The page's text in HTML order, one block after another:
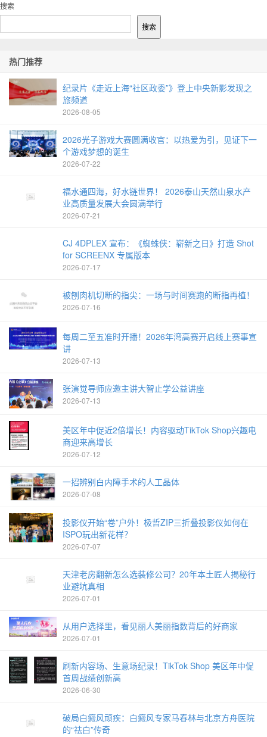
搜索
搜索
热门推荐
纪录片《走近上海“社区政委”》登上中央新影发现之
旅频道
2026-08-05
2026光子游戏大赛圆满收官：以热爱为引，见证下一
个游戏梦想的诞生
2026-07-22
福水通四海，好水链世界！ 2026泰山天然山泉水产
业高质量发展大会圆满举行
2026-07-21
CJ 4DPLEX 宣布：《蜘蛛侠：崭新之日》打造 Shot
for SCREENX 专属版本
2026-07-17
被刨肉机切断的指尖：一场与时间赛跑的断指再植！
2026-07-16
每周二至五准时开播！2026年湾高赛开启线上赛事宣
讲
2026-07-13
张演觉导师应邀主讲大智止学公益讲座
2026-07-13
美区年中促近2倍增长！内容驱动TikTok Shop兴趣电
商迎来高增长
2026-07-12
一招辨别白内障手术的人工晶体
2026-07-08
投影仪开始“卷”户外！极哲ZIP三折叠投影仪如何在
ISPO玩出新花样？
2026-07-07
天津老房翻新怎么选装修公司？20年本土匠人揭秘行
业避坑真相
2026-07-01
从用户选择里，看见丽人美丽指数背后的好商家
2026-07-01
刷新内容场、生意场纪录！TikTok Shop 美区年中促
首周战绩创新高
2026-06-30
破局白癜风顽疾：白癜风专家马春林与北京方舟医院
的“祛白”传奇